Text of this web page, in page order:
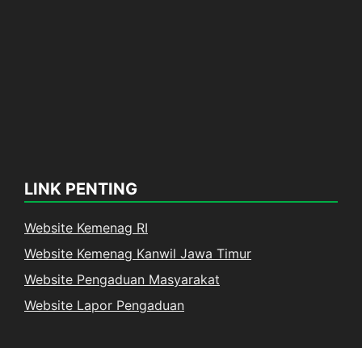
LINK PENTING
Website Kemenag RI
Website Kemenag Kanwil Jawa Timur
Website Pengaduan Masyarakat
Website Lapor Pengaduan